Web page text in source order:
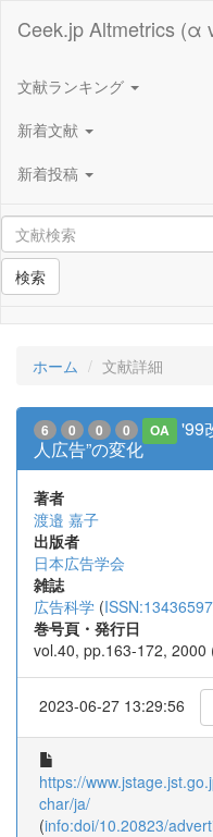
Ceek.jp Altmetrics (α
文献ランキング
新着文献
新着投稿
検索
ホーム 文献詳細
6 0 0 0 OA
'99
人広告”の変化
著者
渡邉 嘉子
出版者
日本広告学会
雑誌
広告科学 (ISSN:13436597
巻号頁・発行日
vol.40, pp.163-172,
2023-06-27 13:29:56
https://
char/ja/
(info:doi/10.20823/